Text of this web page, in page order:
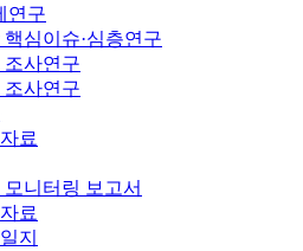
연구
심이슈·심층연구
조사연구
조사연구
료
니터링 보고서
료
지